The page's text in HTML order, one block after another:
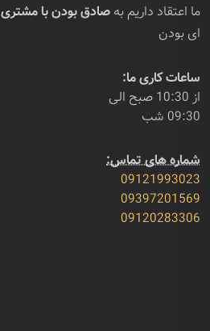
ما اعتقاد داریم به صادق بودن با مشتری
ای بودن
ساعات کاری ما:
از 10:30 صبح الی
09:30 شب
شماره های تماس:
09121993023
09397201569
09120283306